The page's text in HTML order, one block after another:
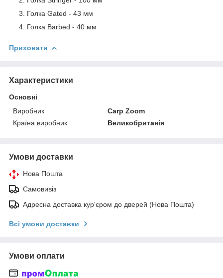
Голка Gated - 43 мм
Голка Barbed - 40 мм
Приховати
Характеристики
Основні
Виробник
Carp Zoom
Країна виробник
Великобританія
Умови доставки
Нова Пошта
Самовивіз
Адресна доставка кур'єром до дверей (Нова Пошта)
Всі умови доставки
Умови оплати